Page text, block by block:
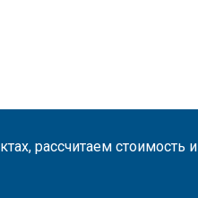
рассчитаем стоимость и